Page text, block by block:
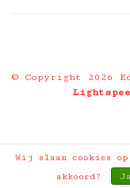
© Copyright 2026
Wij slaan cookies
akkoord?
Ja